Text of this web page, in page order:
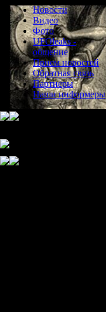
Новости
Видео
Фото
UFOleaks -
общение
Прием новостей
Обратная связь
Партнеры
Наши информеры